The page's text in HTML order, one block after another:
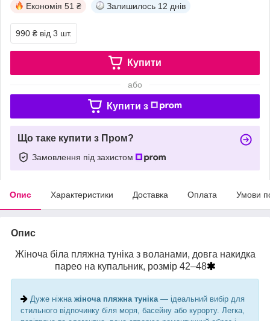
Економія 51 ₴ Залишилось 12 днів
990 ₴ від 3 шт.
Купити
або
Купити з
Що таке купити з Пром?
Замовлення під захистом
Опис Характеристики Доставка Оплата Умови
Опис
Жіноча біла пляжна туніка з воланами, довга накидка
парео на купальник, розмір 42–48
Дуже ніжна жіноча пляжна туніка — ідеальний вибір для
стильного відпочинку біля моря, басейну або курорту. Легка,